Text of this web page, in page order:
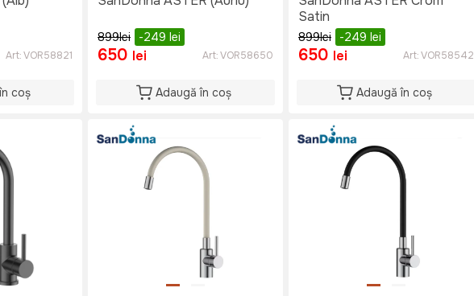
Art:VOR58821
coș
899lei -249 lei
650 lei Art:VOR58650
Adaugă în coș
Satin
899lei -249 lei
650 lei Art:VOR58542
Adaugă în coș